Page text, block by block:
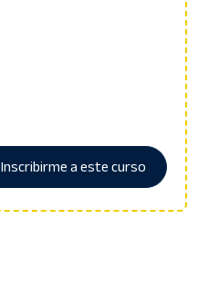
Inscribirme a este curso